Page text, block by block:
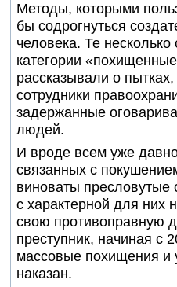
Методы, которыми
бы содрогнуться
человека. Те
категории
рассказывали о
сотрудники
задержанные
людей.
И вроде всем уже
связанных с
виноваты пресловутые
с характерной для них
свою противоправную
преступник, начиная с
массовые похищения и
наказан.